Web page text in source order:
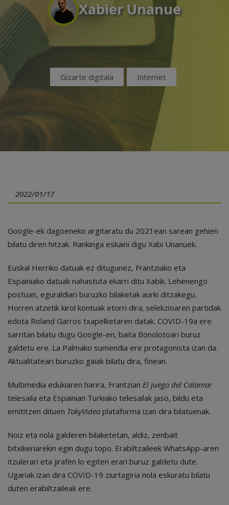
Xabier Unanue
Gizarte digitala Internet
2022/01/17
Google-ek dagoeneko argitaratu du 2021ean sarean gehien
bilatu diren hitzak. Rankinga eskaini digu Xabi Unanuek.
Euskal Herriko datuak ez ditugunez, Frantziako eta
Espainiako datuak nahastuta ekarri ditu Xabik. Lehenengo
postuan, eguraldiari buruzko bilaketak aurki ditzakegu.
Horren atzetik kirol kontuak etorri dira; selekzioaren partidak
edota Roland Garros txapelketaren datak. COVID-19a ere
sarritan bilatu dugu Google-en, baita Bonolotoari buruz
galdetu ere. La Palmako sumendia ere protagonista izan da.
Aktualitateari buruzko gaiak bilatu dira, finean.
Multimedia edukiaren harira, Frantzian El juego del Calamar
telesaila eta Espainian Turkiako telesailak jaso, bildu eta
emititzen dituen TokyVideo plataforma izan dira bilatuenak.
Noiz eta nola galderen bilaketetan, aldiz, zenbait
bitxikeriarekin egin dugu topo. Erabiltzaileek WhatsApp-aren
itzulerari eta jirafen lo egiten erari buruz galdetu dute.
Ugariak izan dira COVID-19 ziurtagiria nola eskuratu bilatu
duten erabiltzaileak ere.